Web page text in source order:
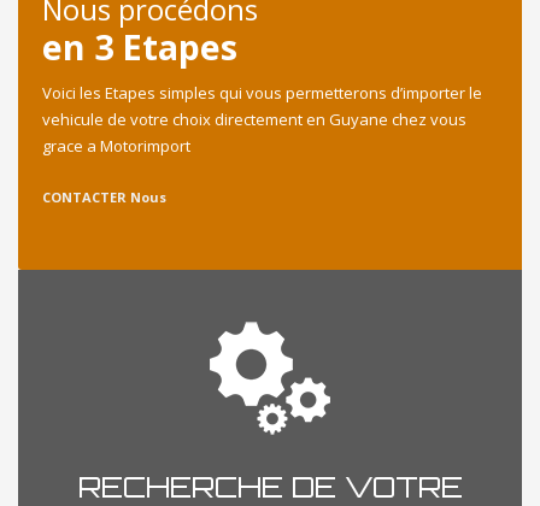
Nous procédons
en 3 Etapes
Voici les Etapes simples qui vous permetterons d’importer le
vehicule de votre choix directement en Guyane chez vous
grace a Motorimport
CONTACTER Nous
RECHERCHE DE VOTRE